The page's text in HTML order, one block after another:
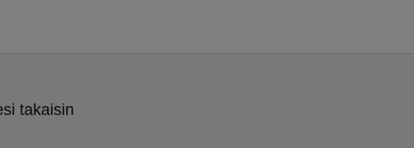
takaisin